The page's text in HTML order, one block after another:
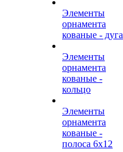
Элементы
орнамента
кованые - дуга
Элементы
орнамента
кованые -
кольцо
Элементы
орнамента
кованые -
полоса 6х12